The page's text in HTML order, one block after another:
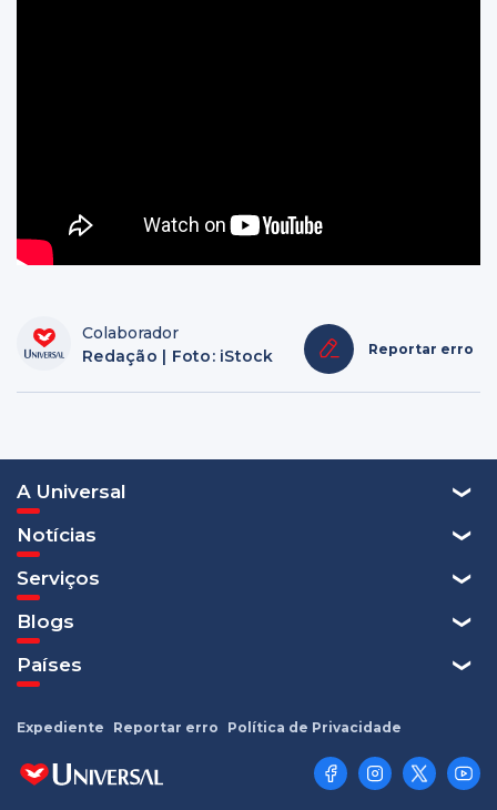
Colaborador
Redação | Foto: iStock
Reportar erro
A Universal
Notícias
Serviços
Blogs
Países
Expediente Reportar erro Política de Privacidade